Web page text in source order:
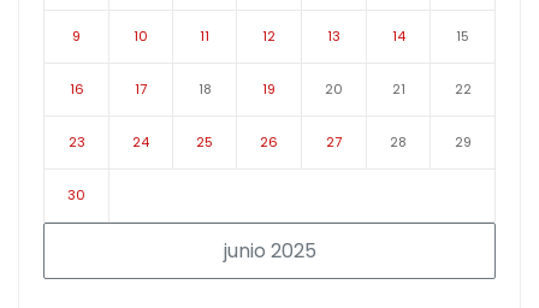
junio 2025
9 10 11 12 13 14 15
16 17 18 19 20 21 22
23 24 25 26 27 28 29
30